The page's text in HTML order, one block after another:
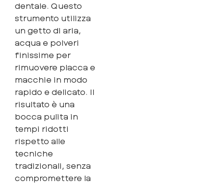
dentale. Questo
strumento utilizza
un getto di aria,
acqua e polveri
finissime per
rimuovere placca e
macchie in modo
rapido e delicato. Il
risultato è una
bocca pulita in
tempi ridotti
rispetto alle
tecniche
tradizionali, senza
compromettere la